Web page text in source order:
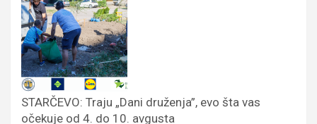
STARČEVO: Traju „Dani druženja”, evo šta vas
očekuje od 4. do 10. avgusta